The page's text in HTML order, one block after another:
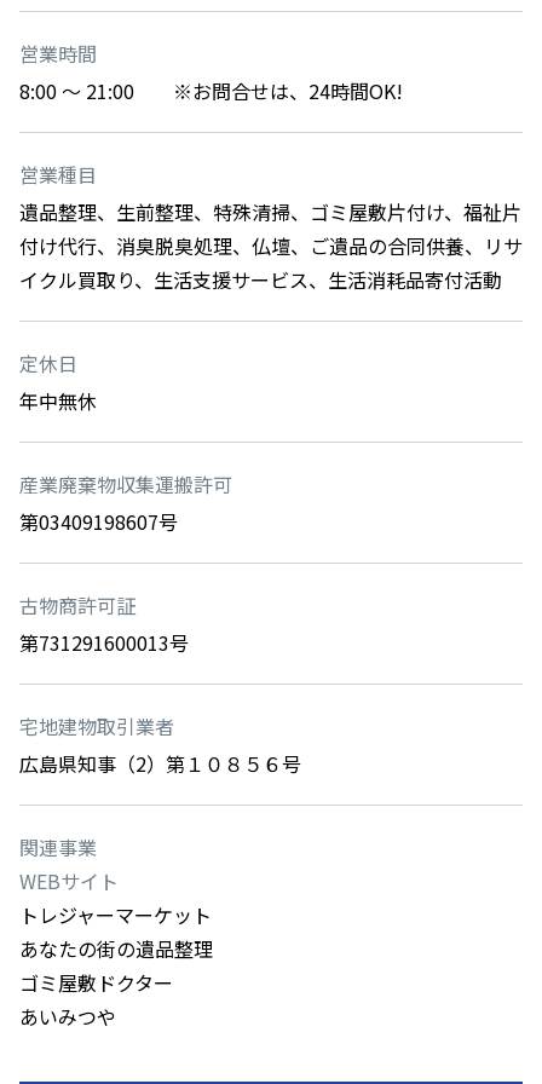
営業時間
8:00 ～ 21:00 ※お問合せは、24時間OK!
営業種目
遺品整理、生前整理、特殊清掃、ゴミ屋敷片付け、福祉片
付け代行、消臭脱臭処理、仏壇、ご遺品の合同供養、リサ
イクル買取り、生活支援サービス、生活消耗品寄付活動
定休日
年中無休
産業廃棄物収集運搬許可
第03409198607号
古物商許可証
第731291600013号
宅地建物取引業者
広島県知事（2）第１０８５６号
関連事業
WEBサイト
トレジャーマーケット
あなたの街の遺品整理
ゴミ屋敷ドクター
あいみつや